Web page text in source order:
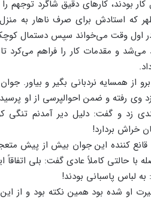
بودند، کارهاى دقیق شاگرد
که استادش براى صرف ناهار به
اول وقت مى‌‌خواند سپس دستمال
مى‌‌شد و مقدمات کار را فراهم مى‌‌کرد
از همسایه نردبانى بگیر و بیاور.
رفته و ضمن احوالپرسى از او پرسیدم
زد و گفت: دلیل دیر آمدنم
خراش بردارد!
قانع کننده این جوان بیش از پیش
با حالتى کاملاً عادى گفت: بلى
لباس پاسبانى بودند!
شده بود همین نکته بود و از این